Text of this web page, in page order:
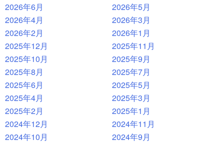
2026年6月
2026年5月
2026年4月
2026年3月
2026年2月
2026年1月
2025年12月
2025年11月
2025年10月
2025年9月
2025年8月
2025年7月
2025年6月
2025年5月
2025年4月
2025年3月
2025年2月
2025年1月
2024年12月
2024年11月
2024年10月
2024年9月